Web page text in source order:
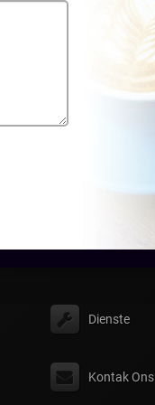
Dienste
Kontak Ons